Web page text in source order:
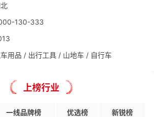
130-333
用品 出行工具 山地车 自行车
上榜行业
一线品牌榜 优选榜 新锐榜